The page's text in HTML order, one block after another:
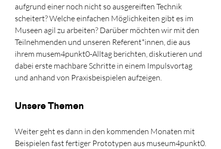
aufgrund einer noch nicht so ausgereiften Technik
scheitert? Welche einfachen Möglichkeiten gibt es im
Museen agil zu arbeiten? Darüber möchten wir mit den
Teilnehmenden und unseren Referent*innen, die aus
ihrem musem4punkt0-Alltag berichten, diskutieren und
dabei erste machbare Schritte in einem Impulsvortag
und anhand von Praxisbeispielen aufzeigen.
Unsere Themen
Weiter geht es dann in den kommenden Monaten mit
Beispielen fast fertiger Prototypen aus museum4punkt0.